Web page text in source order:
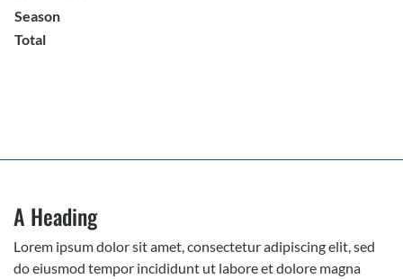
Season
Total
A Heading
Lorem ipsum dolor sit amet, consectetur adipiscing elit, sed
do eiusmod tempor incididunt ut labore et dolore magna